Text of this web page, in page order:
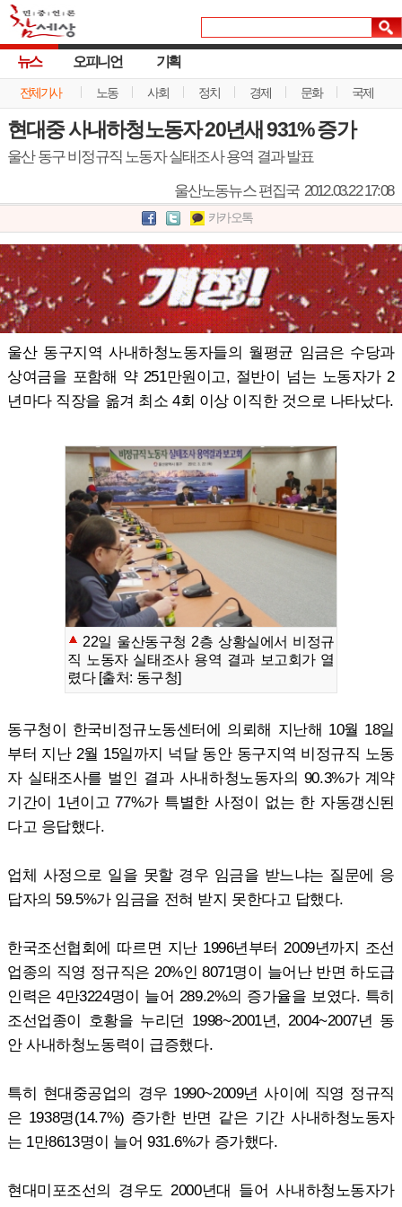
뉴스
전체기사 노동 사회 정치 경제 문화 국제
오피니언 기획
현대중 사내하청노동자 20년새 931% 증가
울산 동구 비정규직 노동자 실태조사 용역 결과 발표
울산노동뉴스 편집국 2012.03.22 17:08
카카오톡
울산 동구지역 사내하청노동자들의 월평균 임금은 수당과
상여금을 포함해 약 251만원이고, 절반이 넘는 노동자가 2
년마다 직장을 옮겨 최소 4회 이상 이직한 것으로 나타났다.
22일 울산동구청 2층 상황실에서 비정규
직 노동자 실태조사 용역 결과 보고회가 열
렸다 [출처: 동구청]
동구청이 한국비정규노동센터에 의뢰해 지난해 10월 18일
부터 지난 2월 15일까지 넉달 동안 동구지역 비정규직 노동
자 실태조사를 벌인 결과 사내하청노동자의 90.3%가 계약
기간이 1년이고 77%가 특별한 사정이 없는 한 자동갱신된
다고 응답했다.
업체 사정으로 일을 못할 경우 임금을 받느냐는 질문에 응
답자의 59.5%가 임금을 전혀 받지 못한다고 답했다.
한국조선협회에 따르면 지난 1996년부터 2009년까지 조선
업종의 직영 정규직은 20%인 8071명이 늘어난 반면 하도급
인력은 4만3224명이 늘어 289.2%의 증가율을 보였다. 특히
조선업종이 호황을 누리던 1998~2001년, 2004~2007년 동
안 사내하청노동력이 급증했다.
특히 현대중공업의 경우 1990~2009년 사이에 직영 정규직
은 1938명(14.7%) 증가한 반면 같은 기간 사내하청노동자
는 1만8613명이 늘어 931.6%가 증가했다.
현대미포조선의 경우도 2000년대 들어 사내하청노동자가